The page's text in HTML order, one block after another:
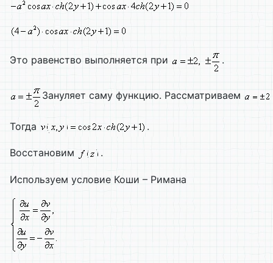
Это равенство выполняется при .
Зануляет саму функцию. Рассматриваем
Тогда .
Восстановим .
Используем условие Коши – Римана